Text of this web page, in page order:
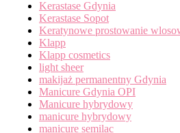
Kerastase Gdynia
Kerastase Sopot
Keratynowe prostowanie
Klapp
Klapp cosmetics
light sheer
makijaż permanentny Gdynia
Manicure Gdynia OPI
Manicure hybrydowy
manicure hybrydowy
manicure semilac